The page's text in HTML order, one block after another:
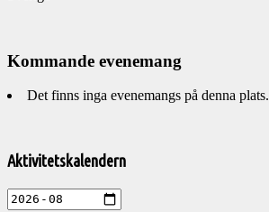
Kommande evenemang
Det finns inga evenemangs på denna plats.
till
aktiviteter
Aktivitetskalendern